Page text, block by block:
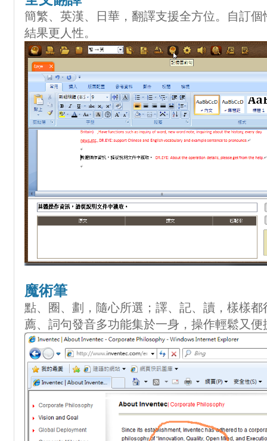
簡繁、英漢、日華，翻譯支援全方位。自訂
結果更人性。
魔術筆
點、圈、劃，隨心所選；譯、記、讀，樣樣
薦、詞句發音多功能集於一身，操作輕鬆又便